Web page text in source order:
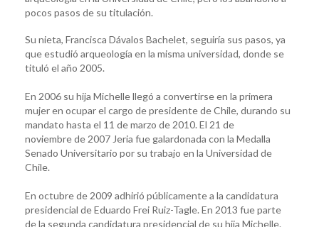
pocos pasos de su titulación.
Su nieta, Francisca Dávalos Bachelet, seguiría sus pasos, ya
que estudió arqueología en la misma universidad, donde se
tituló el año 2005.
En 2006 su hija Michelle llegó a convertirse en la primera
mujer en ocupar el cargo de presidente de Chile, durando su
mandato hasta el 11 de marzo de 2010. El 21 de
noviembre de 2007 Jeria fue galardonada con la Medalla
Senado Universitario por su trabajo en la Universidad de
Chile.
En octubre de 2009 adhirió públicamente a la candidatura
presidencial de Eduardo Frei Ruiz-Tagle.​ En 2013 fue parte
de la segunda candidatura presidencial de su hija Michelle.